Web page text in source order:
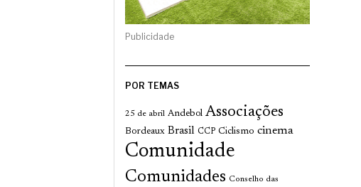
Publicidade
POR TEMAS
25 de abril Andebol Associações
Bordeaux Brasil CCP Ciclismo cinema
Comunidade
Comunidades Conselho das